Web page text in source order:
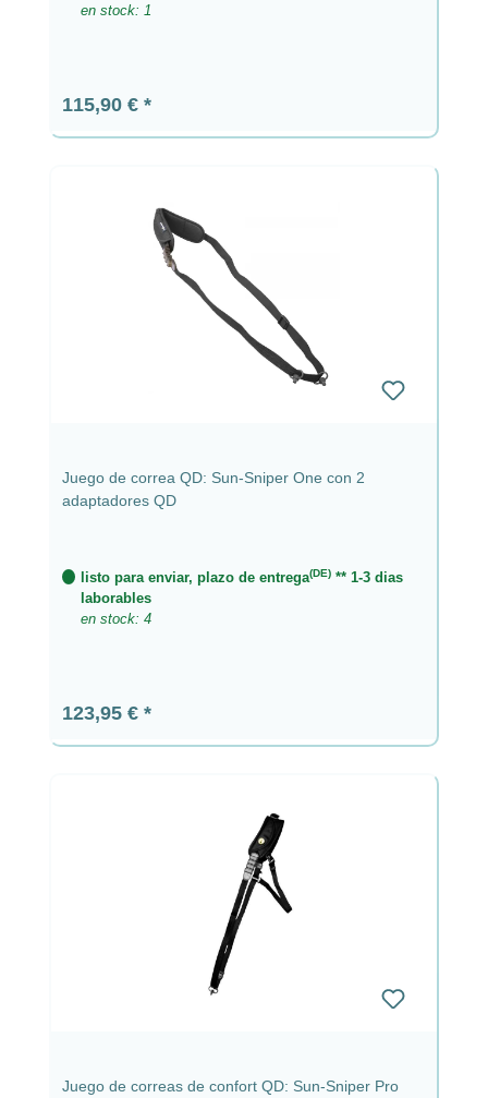
en stock: 1
Precio normal:
115,90 €
Juego de correa QD: Sun-Sniper One con 2
adaptadores QD
listo para enviar, plazo de entrega(DE) ** 1-3 dias
laborables
en stock: 4
Precio normal:
123,95 €
Juego de correas de confort QD: Sun-Sniper Pro